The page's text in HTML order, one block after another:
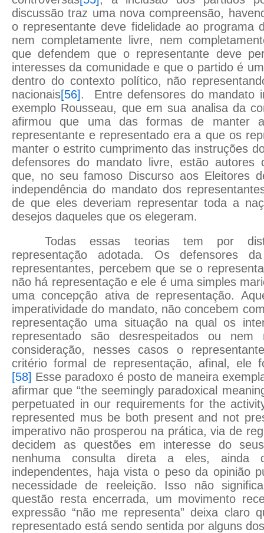
discussão traz uma nova compreensão,
o representante deve fidelidade ao programa
nem completamente livre, nem
que defendem que o representante deve
interesses da comunidade e que o partido é
dentro do contexto político, não
nacionais[56]. Entre defensores do mandato
exemplo Rousseau, que em sua analisa da
afirmou que uma das formas de manter
representante e representado era a que os
manter o estrito cumprimento das instruções
defensores do mandato livre, estão autores
que, no seu famoso Discurso aos Eleitores
independência do mandato dos
de que eles deveriam representar toda a
desejos daqueles que os elegeram.
Todas essas teorias tem por
representação adotada. Os defensores
representantes, percebem que se o
não há representação e ele é uma simples
uma concepção ativa de representação.
imperatividade do mandato, não concebem
representação uma situação na qual os
representado são desrespeitados ou nem
consideração, nesses casos o
critério formal de representação, afinal, ele
[58] Esse paradoxo é posto de maneira
afirmar que “the seemingly paradoxical
perpetuated in our requirements for the
represented mus be both present and not
imperativo não prosperou na prática, via de
decidem as questões em interesse do
nenhuma consulta direta a eles, ainda
independentes, haja vista o peso da opinião
necessidade de reeleição. Isso não
questão resta encerrada, um movimento
expressão “não me representa” deixa claro
representado está sendo sentida por alguns